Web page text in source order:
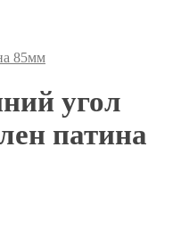
85мм
угол
патина